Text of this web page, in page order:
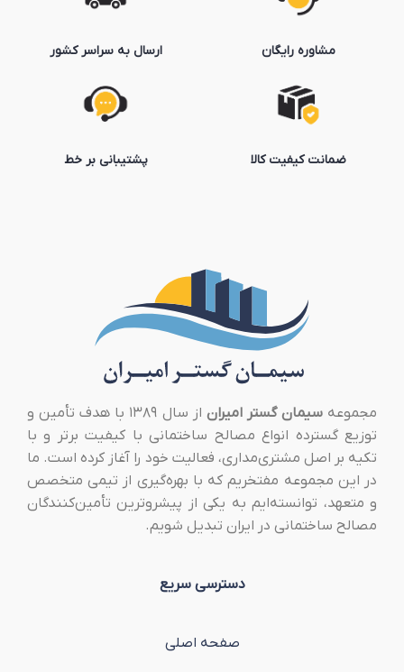
مشاوره رایگان
ضمانت کیفیت کالا
ارسال به سراسر کشور
پشتیبانی بر خط
مجموعهسیمان گستر امیران
از سال ۱۳۸۹ با هدف تأمین و
توزیع گسترده انواع مصالح ساختمانی با کیفیت برتر و با
تکیه بر اصل مشتری‌مداری، فعالیت خود را آغاز کرده است. ما
در این مجموعه مفتخریم که با بهره‌گیری از تیمی متخصص
و متعهد، توانسته‌ایم به یکی از پیشروترین تأمین‌کنندگان
مصالح ساختمانی در ایران تبدیل شویم.
دسترسی سریع
صفحه اصلی